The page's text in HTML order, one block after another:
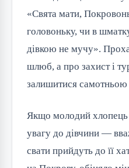
«Свята мати,
головоньку, чи в
дівкою не мучу».
шлюб, а про захист і
залишитися самотньою
Якщо молодий хлопець
увагу до дівчини —
свати прийдуть до її